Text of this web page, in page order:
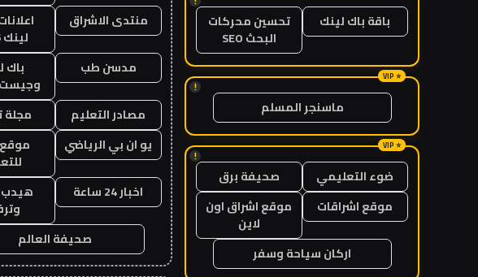
باقة باك لينك
تحسين محركات
البحث SEO
!
ماسنجر المسلم
!
ضوء التعليمي
صحيفة برق
موقع اشراقات
موقع اشراق اون
لاين
اركان سياحة وسفر
منتدى الاشراق
لينك 2026
مدسن طب
باك
مصادر التعليم
مجلة
يو ان بي الرياضي
اخبار 24 ساعة
صحيفة العالم